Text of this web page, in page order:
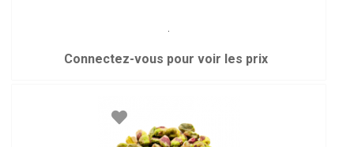
.
Connectez-vous pour voir les prix